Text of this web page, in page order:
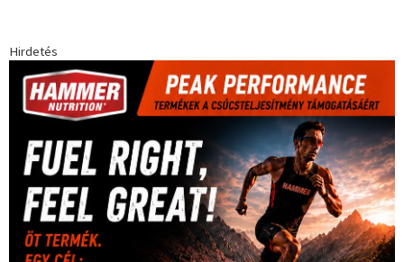
(181)Jégkorong(148)kajakkenu(138)karate(168)kickbox(204)
kosárlabda(166)kézilabda(448)Lewis Hamilton(168) magyar
labdarúgóválogatott
(148) Mercedes (244)motorsport(153)Opel
Dakar Team(132)Rali Világbajnokság(122)Rendezvény(142)rio
Sportime Magazin(128) szabadidősport
(316) Szalay Balázs (126)tenisz(416)táplálkozás(155)utazás
(126) Video(247)világbajnokság (162)Világkupa(129)vitorlázás
(222)vívás(174) vízilabda(197) Érdi Mária(130)életmód(416)
úszás(361)